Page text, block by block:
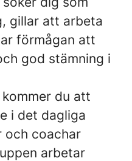
gillar att arbeta
förmågan att
god stämning i
du att
i det dagliga
och coachar
arbetar